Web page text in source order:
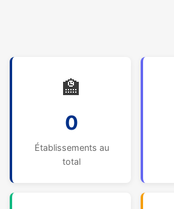
🏫
0
Établissements au
total